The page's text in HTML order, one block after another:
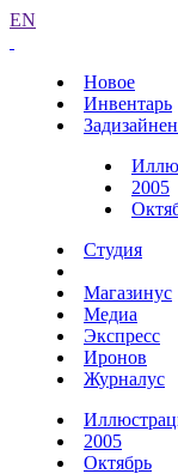
EN
Новое
Инвентарь
2005
Студия
Магазинус
Медиа
Экспресс
Иронов
Журналус
2005
Октябрь